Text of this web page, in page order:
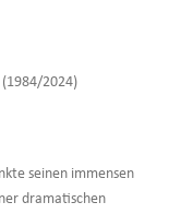
2024)
seinen immensen
dramatischen